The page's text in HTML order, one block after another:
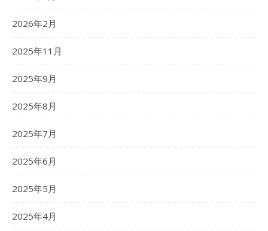
2026年2月
2025年11月
2025年9月
2025年8月
2025年7月
2025年6月
2025年5月
2025年4月